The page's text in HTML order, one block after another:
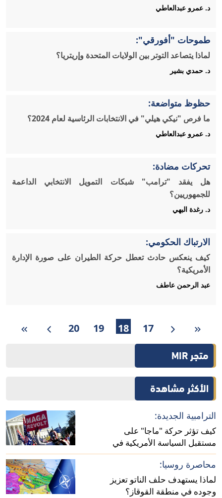
د. عمرو عبدالعاطي
طموحات "أفورقي":
لماذا يتصاعد التوتر بين الولايات المتحدة وإريتريا؟
د. حمدي بشير
حظوظ متواضعة:
ما فرص "نيكي هيلي" في الانتخابات الرئاسية لعام 2024؟
د. عمرو عبدالعاطي
تحركات مضادة:
هل يفقد "ترامب" شبكات التمويل الانتخابي الداعمة
للجمهوريين؟
د. رغدة البهي
الارتباك الحكومي:
كيف ينعكس حادث تعطل حركة الطيران على صورة الإدارة
الأمريكية؟
عبد الرحمن عاطف
17
18
19
20
متجر MIR
الأكثر مشاهدة
الترامبية الجديدة:
كيف تؤثر حركة "ماجا" على
مستقبل السياسة الأمريكية في
أفريقيا؟
محاصرة روسيا:
لماذا يستهدف حلف الناتو تعزيز
وجوده في منطقة القوقاز؟